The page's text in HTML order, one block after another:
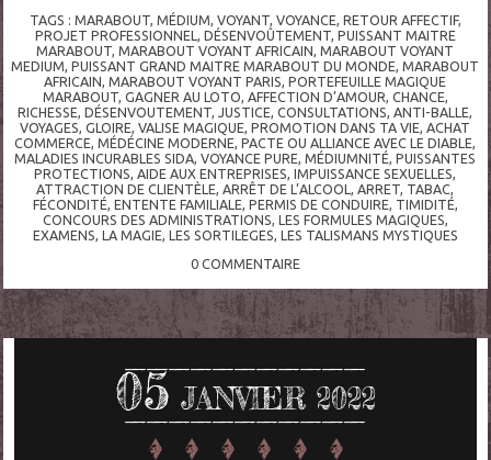
TAGS : MARABOUT, MÉDIUM VOYANT, VOYANCE RETOUR AFFECTIF,
PROJET PROFESSIONNEL
DÉSENVOÛTEMENT, PUISSANT MAITRE
MARABOUT ,MARABOUT VOYANT AFRICAIN ,MARABOUT VOYANT
MEDIUM ,PUISSANT GRAND MAITRE MARABOUT DU MONDE ,MARABOUT
AFRICAIN ,MARABOUT VOYANT PARIS ,PORTEFEUILLE MAGIQUE
MARABOUT, GAGNER AU LOTO AFFECTION D’AMOUR CHANCE
RICHESSE ,DÉSENVOUTEMENT JUSTICE ,CONSULTATIONS ANTI-BALLE
VOYAGES ,GLOIRE ,VALISE MAGIQUE ,PROMOTION DANS TA VIE ACHAT
COMMERCE ,MÉDÉCINE MODERNE ,PACTE OU ALLIANCE AVEC LE DIABLE
MALADIES INCURABLES SIDA ,VOYANCE PURE ,MÉDIUMNITÉ ,PUISSANTES
PROTECTIONS AIDE AUX ENTREPRISES ,IMPUISSANCE SEXUELLES
ATTRACTION DE CLIENTÈLE ARRÊT DE L’ALCOOL ARRET TABAC
FÉCONDITÉ ENTENTE FAMILIALE PERMIS DE CONDUIRE TIMIDITÉ
CONCOURS DES ADMINISTRATIONS LES FORMULES MAGIQUES
EXAMENS LA MAGIE LES SORTILEGES LES TALISMANS MYSTIQUES
0 COMMENTAIRE
05 JANVIER 2022